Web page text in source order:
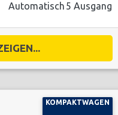
Automatisch 5 Ausgang
KOMPAKTWAGEN